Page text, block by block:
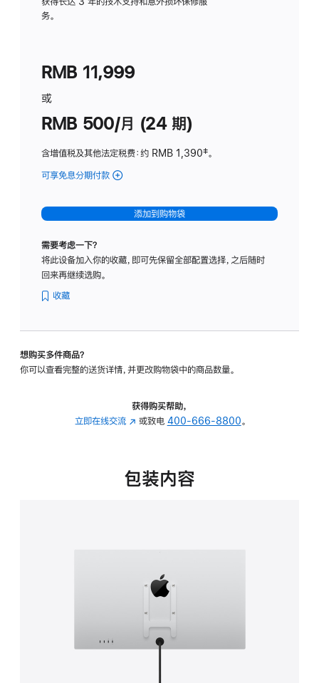
务。
RMB 11,999
或
RMB 500/月 (24 期)
含增值税及其他法定税费：约 RMB 1,390脚
‡。
可享免息分期付款 (Studio
-
标
璃
转
的
添加到购物袋
需要考虑一下？
将此设备加入你的收藏，即可先保留全部配置选择，之后随时
回来再继续选购。
收藏
想购买多件商品？
你可以查看完整的送货详情，并更改购物袋中的商品数量。
获得购买帮助，
立即在线交流 (在
中
或致电 400-666-8800。
包装内容